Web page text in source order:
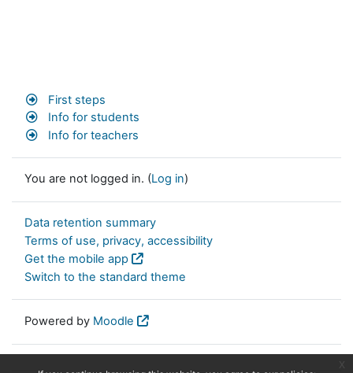
First steps
Info for students
Info for teachers
You are not logged in. (Log in)
Data retention summary
Terms of use, privacy, accessibility
Get the mobile app
Switch to the standard theme
Powered by Moodle